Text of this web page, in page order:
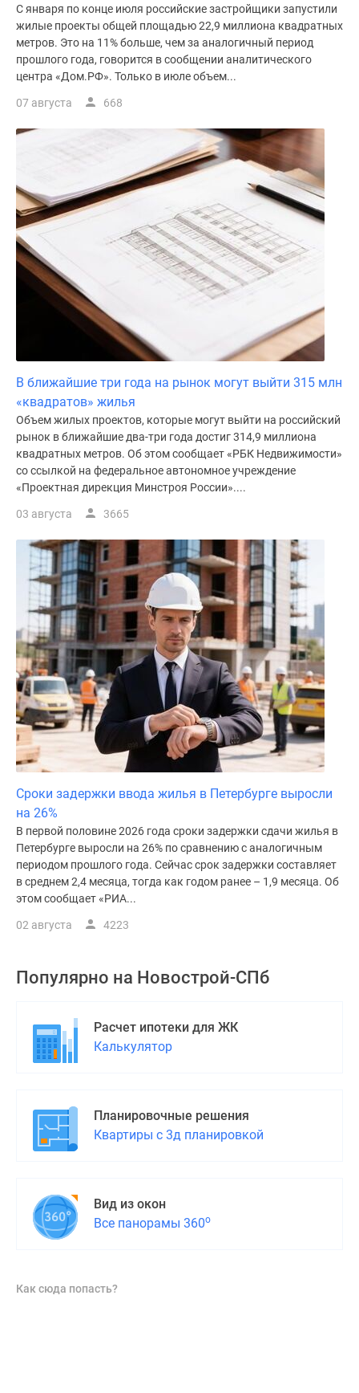
С января по конце июля российские застройщики запустили
жилые проекты общей площадью 22,9 миллиона квадратных
метров. Это на 11% больше, чем за аналогичный период
прошлого года, говорится в сообщении аналитического
центра «Дом.РФ». Только в июле объем...
07 августа 668
В ближайшие три года на рынок могут выйти 315 млн
«квадратов» жилья
Объем жилых проектов, которые могут выйти на российский
рынок в ближайшие два-три года достиг 314,9 миллиона
квадратных метров. Об этом сообщает «РБК Недвижимости»
со ссылкой на федеральное автономное учреждение
«Проектная дирекция Минстроя России»....
03 августа 3665
Сроки задержки ввода жилья в Петербурге выросли
на 26%
В первой половине 2026 года сроки задержки сдачи жилья в
Петербурге выросли на 26% по сравнению с аналогичным
периодом прошлого года. Сейчас срок задержки составляет
в среднем 2,4 месяца, тогда как годом ранее – 1,9 месяца. Об
этом сообщает «РИА...
02 августа 4223
Популярно на Новострой-СПб
Расчет ипотеки для ЖК
Калькулятор
Планировочные решения
Квартиры с 3д планировкой
Вид из окон
Все панорамы 360о
Как сюда попасть?